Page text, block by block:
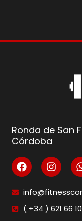
Ronda de San
Córdoba
( +34 ) 621 66